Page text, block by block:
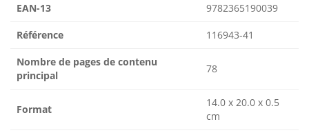
EAN-13 9782365190039
Référence 116943-41
Nombre de pages de contenu
principal
78
Format
14.0 x 20.0 x 0.5
cm